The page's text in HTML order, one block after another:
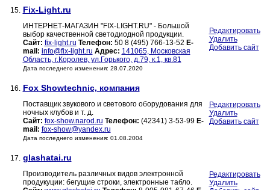
15. Fix-Light.ru
ИНТЕРНЕТ-МАГАЗИН "FIX-LIGHT.RU" - Большой
выбор качественной светодиодной продукции.
Сайт: fix-light.ru Телефон: 50 8 (495) 766-13-52 E-
mail: info@fix-light.ru Адрес: 141065, Московская
Область, г.Королев, ул.Горького, д.79, к.1, кв.81
Дата последнего изменения: 28.07.2020
Редактировать
Удалить
Добавить сайт
16. Fox Showtechnic, компания
Поставщик звукового и светового оборудования для
ночных клубов и т. д.
Сайт: fox-show.narod.ru Телефон: (42341) 3-53-99 E-
mail: fox-show@yandex.ru
Дата последнего изменения: 01.08.2004
Редактировать
Удалить
Добавить сайт
17. glashatai.ru
Производитель различных видов электронной
продукуции: бегущие строки, электронные табло.
Редактировать
Удалить